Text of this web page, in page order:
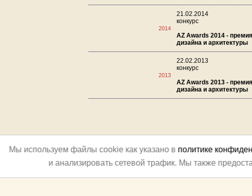
2014
21.02.2014
конкурс
AZ Awards 2014 -
дизайна и архитектуры
2013
22.02.2013
конкурс
AZ Awards 2013 -
дизайна и архитектуры
Мы используем файлы cookie как указано в политике
и анализировать сетевой трафик. Мы также